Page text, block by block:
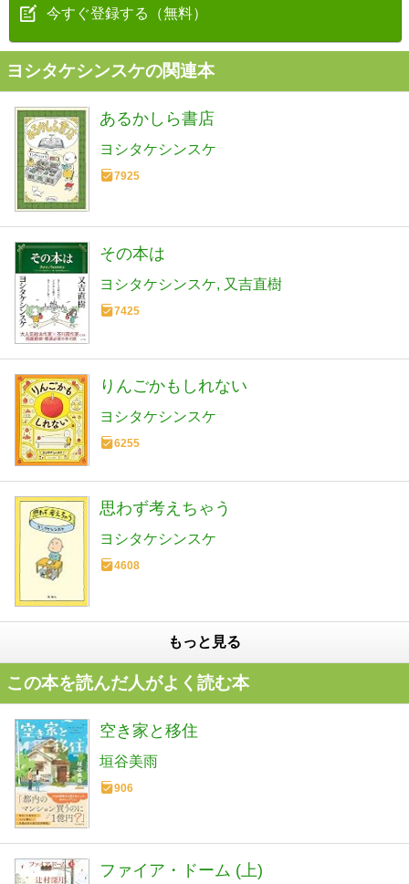
今すぐ登録する（無料）
ヨシタケシンスケの関連本
あるかしら書店
ヨシタケシンスケ
7925
その本は
ヨシタケシンスケ 又吉直樹
7425
りんごかもしれない
ヨシタケシンスケ
6255
思わず考えちゃう
ヨシタケシンスケ
4608
もっと見る
この本を読んだ人がよく読む本
空き家と移住
垣谷美雨
906
ファイア・ドーム (上)